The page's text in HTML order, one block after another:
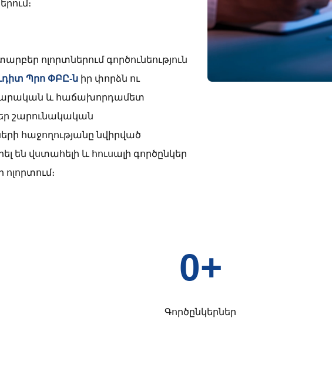
ոլորտներում գործունեություն
Պրո ՓԲԸ-ն իր փորձն ու
և հաճախորդամետ
շարունակական
հաջողությանը նվիրված
են վստահելի և հուսալի գործընկեր
0+
Գործընկերներ